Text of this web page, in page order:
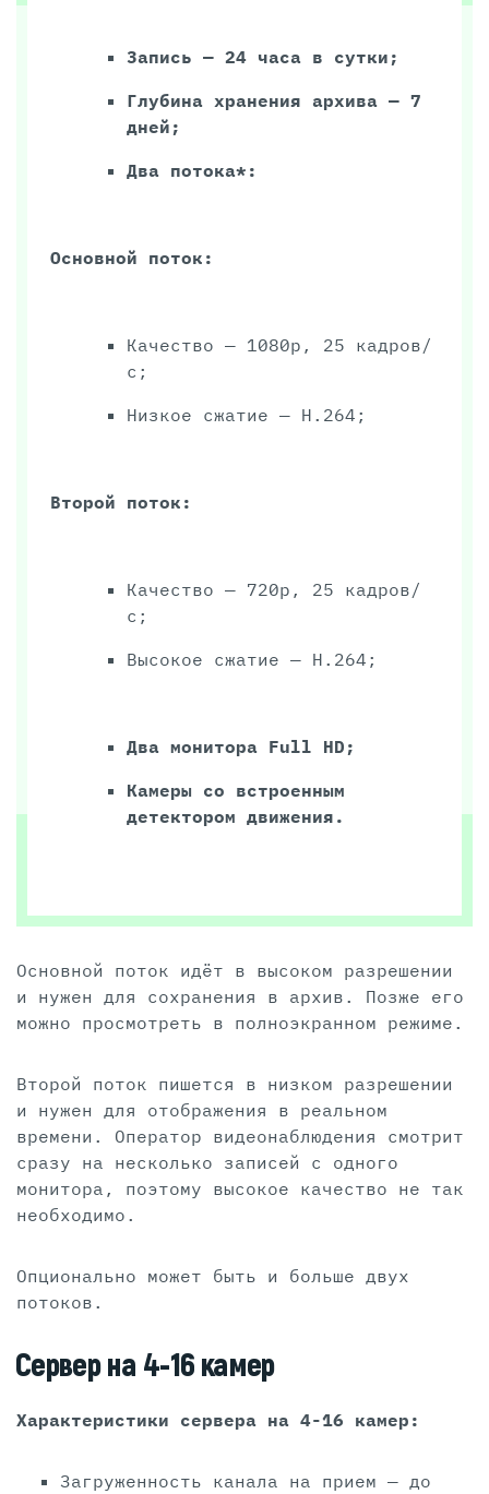
Запись — 24 часа в сутки;
Глубина хранения архива — 7
дней;
Два потока*:
Основной поток:
Качество — 1080p, 25 кадров/
с;
Низкое сжатие — H.264;
Второй поток:
Качество — 720p, 25 кадров/
с;
Высокое сжатие — H.264;
Два монитора Full HD;
Камеры со встроенным
детектором движения.
Основной поток идёт в высоком разрешении
и нужен для сохранения в архив. Позже его
можно просмотреть в полноэкранном режиме.
Второй поток пишется в низком разрешении
и нужен для отображения в реальном
времени. Оператор видеонаблюдения смотрит
сразу на несколько записей с одного
монитора, поэтому высокое качество не так
необходимо.
Опционально может быть и больше двух
потоков.
Сервер на 4-16 камер
Характеристики сервера на 4-16 камер:
Загруженность канала на прием — до